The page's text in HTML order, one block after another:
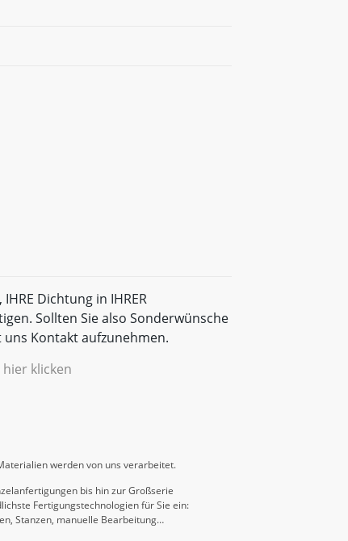
Dichtung in IHRER
Sollten Sie also Sonderwünsche
Kontakt aufzunehmen.
hier klicken
werden von uns verarbeitet.
bis hin zur Großserie
Fertigungstechnologien für Sie ein:
Stanzen, manuelle Bearbeitung…